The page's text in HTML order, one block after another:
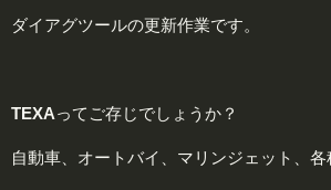
ダイアグツールの更新作業です。
TEXAってご存じでしょうか？
自動車、オートバイ、マリンジェット、